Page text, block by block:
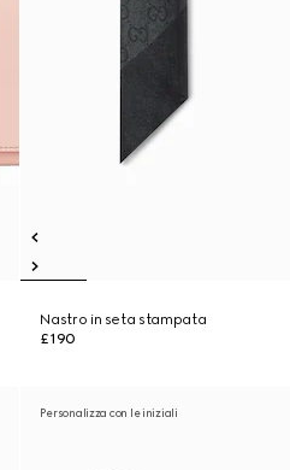
Nastro in seta stampata
£190
Personalizza con le iniziali